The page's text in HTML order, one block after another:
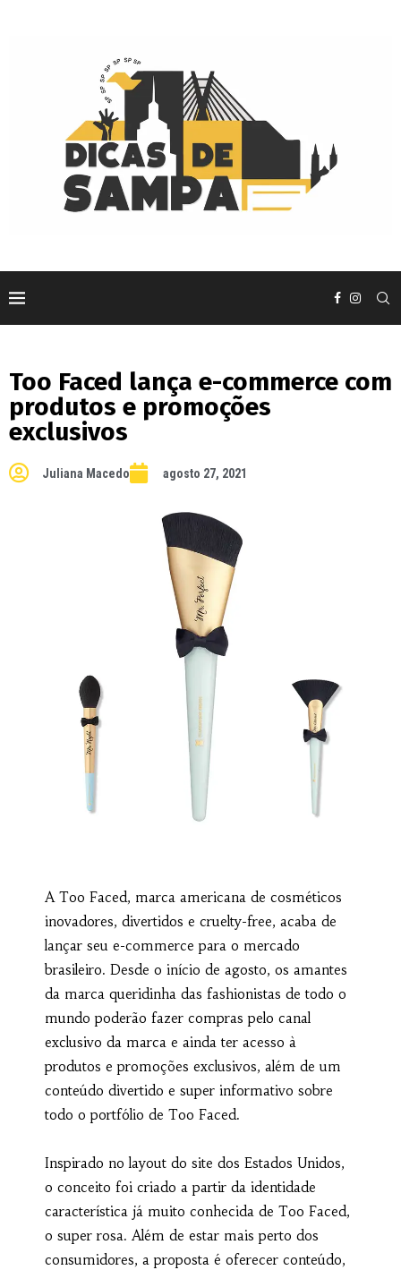
Too Faced lança e-commerce com
produtos e promoções
exclusivos
Juliana Macedo agosto 27, 2021
A Too Faced, marca americana de cosméticos
inovadores, divertidos e cruelty-free, acaba de
lançar seu e-commerce para o mercado
brasileiro. Desde o início de agosto, os amantes
da marca queridinha das fashionistas de todo o
mundo poderão fazer compras pelo canal
exclusivo da marca e ainda ter acesso à
produtos e promoções exclusivos, além de um
conteúdo divertido e super informativo sobre
todo o portfólio de Too Faced.
Inspirado no layout do site dos Estados Unidos,
o conceito foi criado a partir da identidade
característica já muito conhecida de Too Faced,
o super rosa. Além de estar mais perto dos
consumidores, a proposta é oferecer conteúdo,